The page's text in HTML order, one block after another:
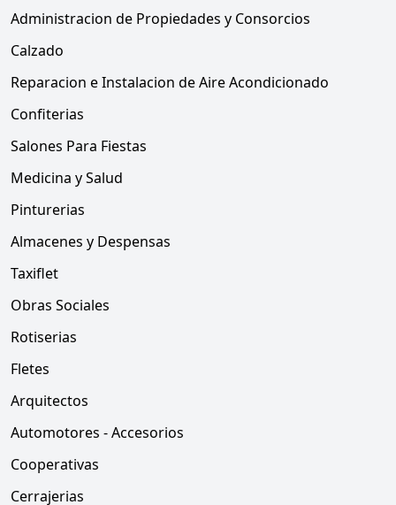
Administracion de Propiedades y Consorcios
Calzado
Reparacion e Instalacion de Aire Acondicionado
Confiterias
Salones Para Fiestas
Medicina y Salud
Pinturerias
Almacenes y Despensas
Taxiflet
Obras Sociales
Rotiserias
Fletes
Arquitectos
Automotores - Accesorios
Cooperativas
Cerrajerias